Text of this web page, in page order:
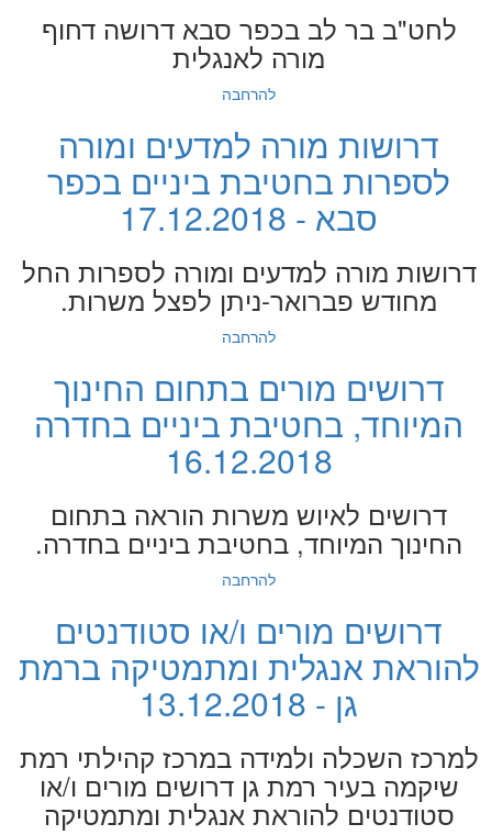
לחט"ב בר לב בכפר סבא דרושה דחוף
מורה לאנגלית
להרחבה
דרושות מורה למדעים ומורה
לספרות בחטיבת ביניים בכפר
סבא - 17.12.2018
דרושות מורה למדעים ומורה לספרות החל
מחודש פברואר-ניתן לפצל משרות.
להרחבה
דרושים מורים בתחום החינוך
המיוחד, בחטיבת ביניים בחדרה
16.12.2018
דרושים לאיוש משרות הוראה בתחום
החינוך המיוחד, בחטיבת ביניים בחדרה.
להרחבה
דרושים מורים ו/או סטודנטים
להוראת אנגלית ומתמטיקה ברמת
גן - 13.12.2018
למרכז השכלה ולמידה במרכז קהילתי רמת
שיקמה בעיר רמת גן דרושים מורים ו/או
סטודנטים להוראת אנגלית ומתמטיקה